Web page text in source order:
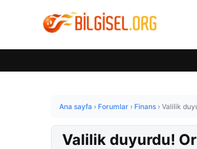
Ana sayfa › Forumlar › Finans › Valilik
Valilik duyurdu!